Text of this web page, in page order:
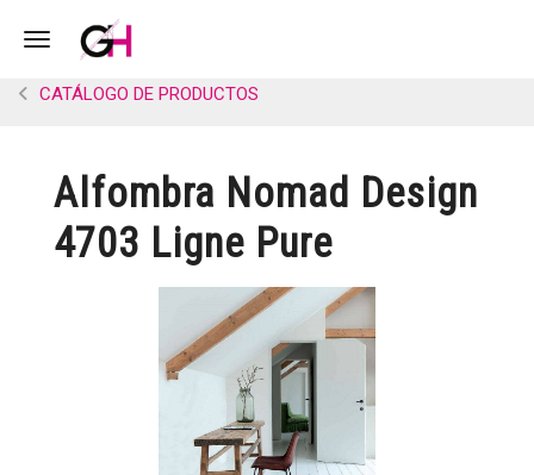
Toggle navigation
CATÁLOGO DE PRODUCTOS
Alfombra Nomad Design
4703 Ligne Pure